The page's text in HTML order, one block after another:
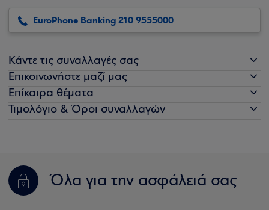
EuroPhone Banking 210 9555000
Κάντε τις συναλλαγές σας
Επικοινωνήστε μαζί μας
Επίκαιρα θέματα
Τιμολόγιο & Όροι συναλλαγών
Όλα για την ασφάλειά σας